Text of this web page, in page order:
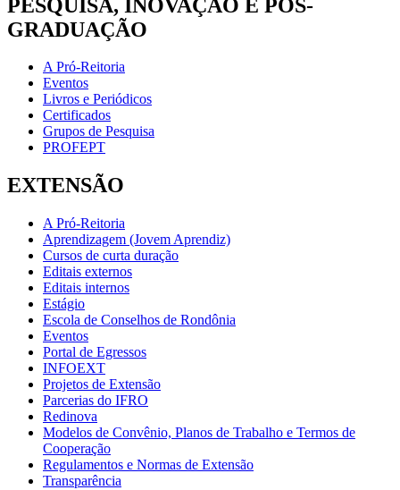
PESQUISA, INOVAÇÃO E PÓS-
GRADUAÇÃO
A Pró-Reitoria
Eventos
Livros e Periódicos
Certificados
Grupos de Pesquisa
PROFEPT
EXTENSÃO
A Pró-Reitoria
Aprendizagem (Jovem Aprendiz)
Cursos de curta duração
Editais externos
Editais internos
Estágio
Escola de Conselhos de Rondônia
Eventos
Portal de Egressos
INFOEXT
Projetos de Extensão
Parcerias do IFRO
Redinova
Modelos de Convênio, Planos de Trabalho e Termos de
Cooperação
Regulamentos e Normas de Extensão
Transparência